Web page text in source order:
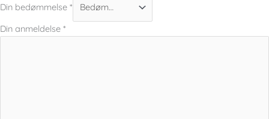
Din bedømmelse *
Din anmeldelse *